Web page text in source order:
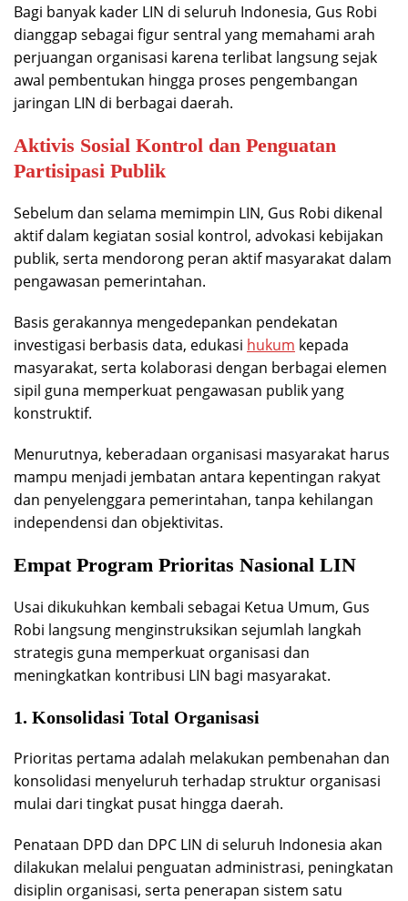
Bagi banyak kader LIN di seluruh Indonesia, Gus Robi
dianggap sebagai figur sentral yang memahami arah
perjuangan organisasi karena terlibat langsung sejak
awal pembentukan hingga proses pengembangan
jaringan LIN di berbagai daerah.
Aktivis Sosial Kontrol dan Penguatan
Partisipasi Publik
Sebelum dan selama memimpin LIN, Gus Robi dikenal
aktif dalam kegiatan sosial kontrol, advokasi kebijakan
publik, serta mendorong peran aktif masyarakat dalam
pengawasan pemerintahan.
Basis gerakannya mengedepankan pendekatan
investigasi berbasis data, edukasi hukum kepada
masyarakat, serta kolaborasi dengan berbagai elemen
sipil guna memperkuat pengawasan publik yang
konstruktif.
Menurutnya, keberadaan organisasi masyarakat harus
mampu menjadi jembatan antara kepentingan rakyat
dan penyelenggara pemerintahan, tanpa kehilangan
independensi dan objektivitas.
Empat Program Prioritas Nasional LIN
Usai dikukuhkan kembali sebagai Ketua Umum, Gus
Robi langsung menginstruksikan sejumlah langkah
strategis guna memperkuat organisasi dan
meningkatkan kontribusi LIN bagi masyarakat.
1. Konsolidasi Total Organisasi
Prioritas pertama adalah melakukan pembenahan dan
konsolidasi menyeluruh terhadap struktur organisasi
mulai dari tingkat pusat hingga daerah.
Penataan DPD dan DPC LIN di seluruh Indonesia akan
dilakukan melalui penguatan administrasi, peningkatan
disiplin organisasi, serta penerapan sistem satu